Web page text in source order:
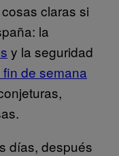
claras si
la
y la seguridad
de semana
días, después